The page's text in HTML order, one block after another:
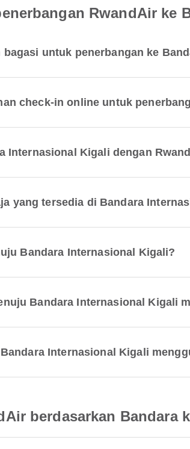
RwandAir ke
untuk penerbangan ke
check-in online untuk
Internasional Kigali dengan
yang tersedia di Bandara
Bandara Internasional Kigali?
Bandara Internasional Kigali
Internasional Kigali
berdasarkan Bandara